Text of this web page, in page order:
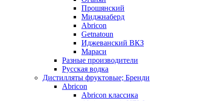
Прошянский
Миджнаберд
Abricon
Getnatoun
Иджеванский ВКЗ
Мараси
Разные производители
Русская водка
Дистилляты фруктовые; Бренди
Abricon
Abricon классика